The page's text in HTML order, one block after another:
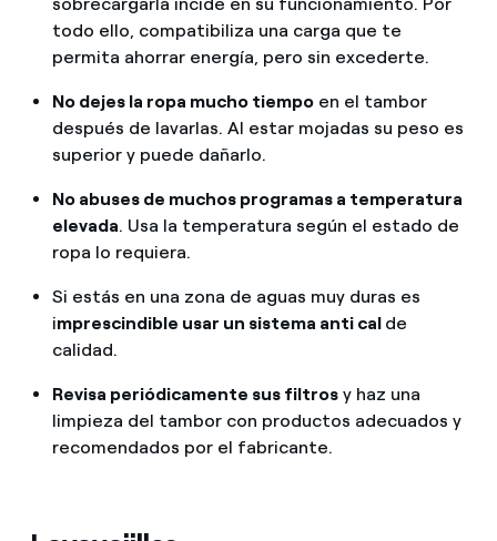
sobrecargarla incide en su funcionamiento. Por
todo ello, compatibiliza una carga que te
permita ahorrar energía, pero sin excederte.
No dejes la ropa mucho tiempoen el tambor
después de lavarlas. Al estar mojadas su peso es
superior y puede dañarlo.
No abuses de muchos programas a temperatura
elevada. Usa la temperatura según el estado de
ropa lo requiera.
Si estás en una zona de aguas muy duras es
imprescindible usar un sistema anti cal de
calidad.
Revisa periódicamente sus filtrosy haz una
limpieza del tambor con productos adecuados y
recomendados por el fabricante.